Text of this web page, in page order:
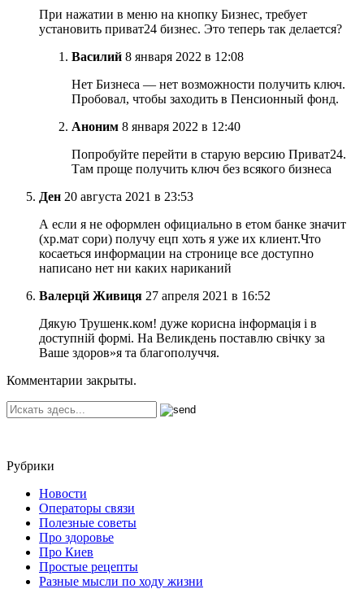
При нажатии в меню на кнопку Бизнес, требует
установить приват24 бизнес. Это теперь так делается?
Василий 8 января 2022 в 12:08
Нет Бизнеса — нет возможности получить ключ.
Пробовал, чтобы заходить в Пенсионный фонд.
Аноним 8 января 2022 в 12:40
Попробуйте перейти в старую версию Приват24.
Там проще получить ключ без всякого бизнеса
Ден 20 августа 2021 в 23:53
А если я не оформлен официально в етом банке значит
(хр.мат сори) получу ецп хоть я уже их клиент.Что
косаеться информации на стронице все доступно
написано нет ни каких нариканий
Валерцй Живиця 27 апреля 2021 в 16:52
Дякую Трушенк.ком! дуже корисна інформація і в
доступній формі. На Великдень поставлю свічку за
Ваше здоров»я та благополуччя.
Комментарии закрыты.
Рубрики
Новости
Операторы связи
Полезные советы
Про здоровье
Про Киев
Простые рецепты
Разные мысли по ходу жизни